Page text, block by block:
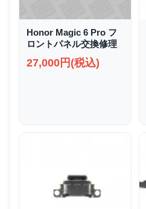
Honor Magic 6 Pro フ
ロントパネル交換修理
27,000円(税込)